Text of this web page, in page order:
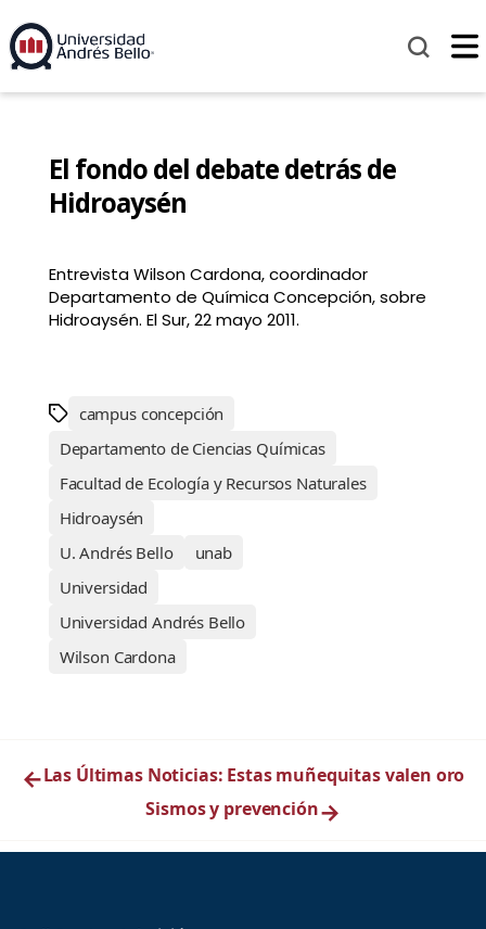
El fondo del debate detrás de
Hidroaysén
Entrevista Wilson Cardona, coordinador
Departamento de Química Concepción, sobre
Hidroaysén. El Sur, 22 mayo 2011.
campus concepción
Departamento de Ciencias Químicas
Facultad de Ecología y Recursos Naturales
Hidroaysén
U. Andrés Bello
unab
Universidad
Universidad Andrés Bello
Wilson Cardona
←Las Últimas Noticias: Estas muñequitas valen oro
Sismos y prevención→